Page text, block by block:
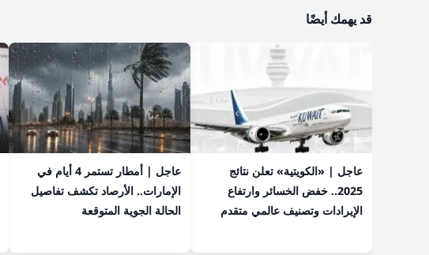
قد يهمك أيضًا
عاجل | «الكويتية» تعلن نتائج
2025.. خفض الخسائر وارتفاع
الإيرادات وتصنيف عالمي متقدم
عاجل | أمطار تستمر 4 أيام في
الإمارات.. الأرصاد تكشف تفاصيل
الحالة الجوية المتوقعة